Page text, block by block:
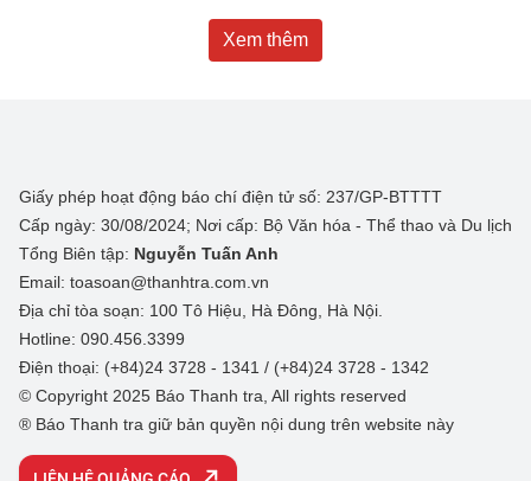
Xem thêm
Giấy phép hoạt động báo chí điện tử số: 237/GP-BTTTT
Cấp ngày: 30/08/2024; Nơi cấp: Bộ Văn hóa - Thể thao và Du lịch
Tổng Biên tập: Nguyễn Tuấn Anh
Email: toasoan@thanhtra.com.vn
Địa chỉ tòa soạn: 100 Tô Hiệu, Hà Đông, Hà Nội.
Hotline: 090.456.3399
Điện thoại: (+84)24 3728 - 1341 / (+84)24 3728 - 1342
© Copyright 2025 Báo Thanh tra, All rights reserved
® Báo Thanh tra giữ bản quyền nội dung trên website này